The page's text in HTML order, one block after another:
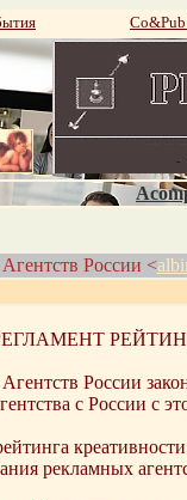
Со&Pub
России <
России
с России с
рекламных